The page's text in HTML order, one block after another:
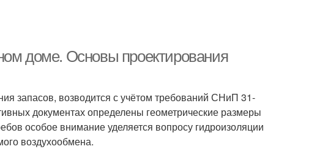
доме. Основы проектирования
запасов, возводится с учётом требований СНиП 31-
документах определены геометрические размеры
особое внимание уделяется вопросу гидроизоляции
воздухообмена.